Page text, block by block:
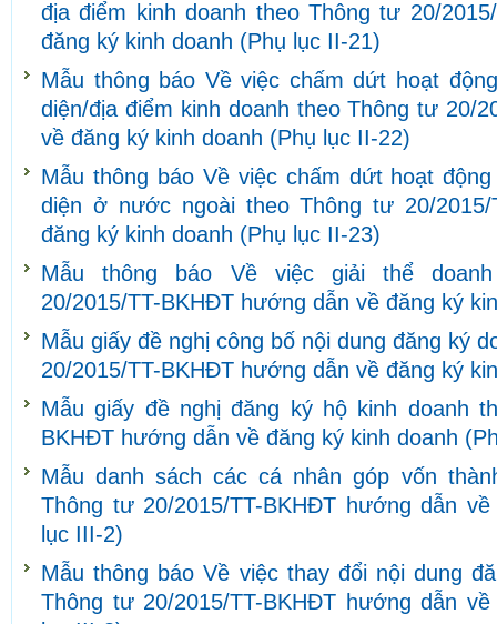
địa điểm kinh doanh theo Thông tư 20/
đăng ký kinh doanh (Phụ lục II-21)
Mẫu thông báo Về việc chấm dứt hoạt
diện/địa điểm kinh doanh theo Thông tư 20/
về đăng ký kinh doanh (Phụ lục II-22)
Mẫu thông báo Về việc chấm dứt hoạt
diện ở nước ngoài theo Thông tư 20/
đăng ký kinh doanh (Phụ lục II-23)
Mẫu thông báo Về việc giải thể
20/2015/TT-BKHĐT hướng dẫn về đăng ký
Mẫu giấy đề nghị công bố nội dung đăng ký
20/2015/TT-BKHĐT hướng dẫn về đăng ký
Mẫu giấy đề nghị đăng ký hộ kinh doanh
BKHĐT hướng dẫn về đăng ký kinh doanh
Mẫu danh sách các cá nhân góp vốn
Thông tư 20/2015/TT-BKHĐT hướng dẫn
lục III-2)
Mẫu thông báo Về việc thay đổi nội dung
Thông tư 20/2015/TT-BKHĐT hướng dẫn